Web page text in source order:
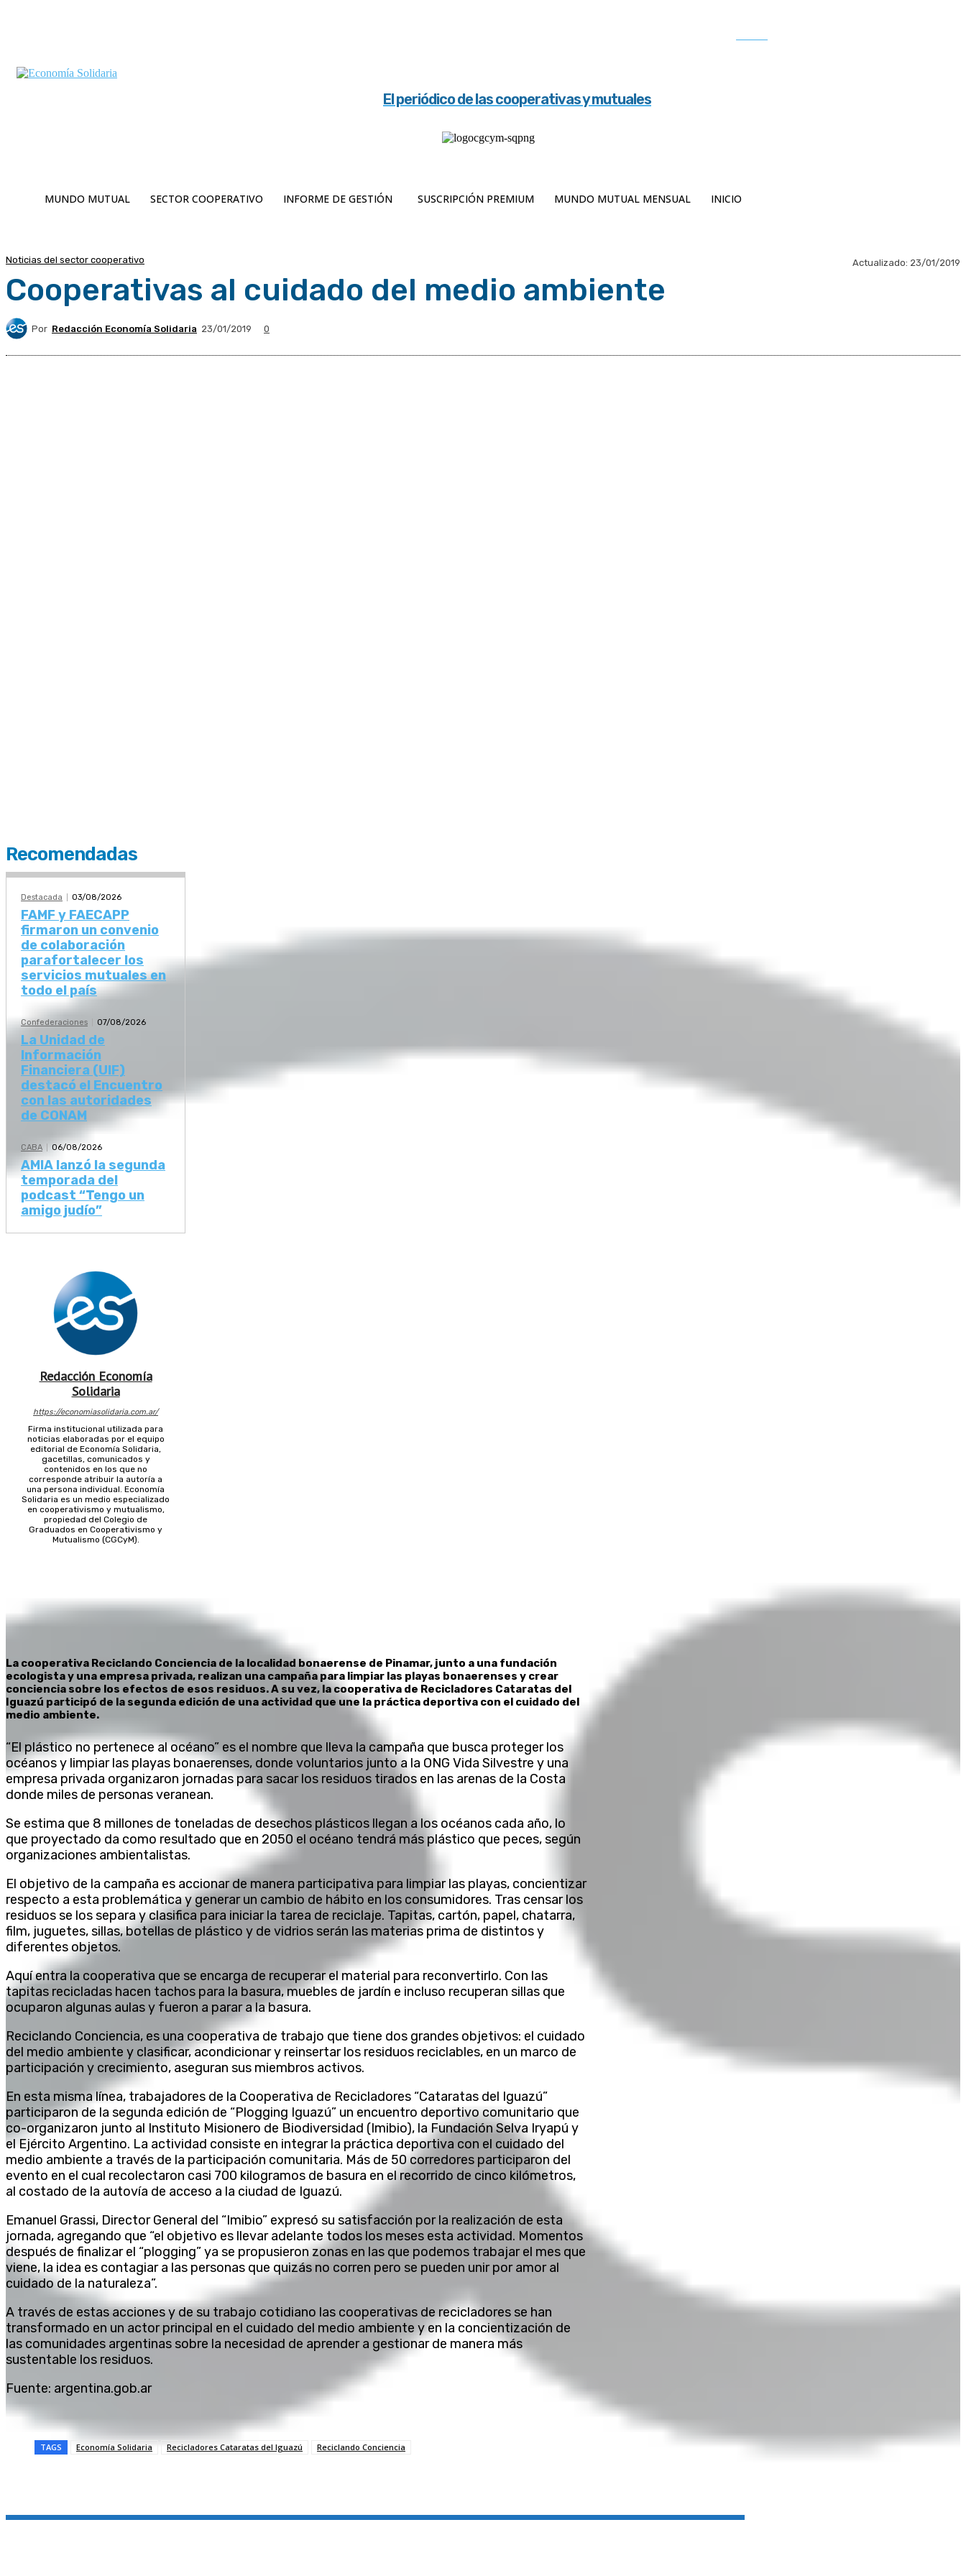
El periódico de las cooperativas y mutuales
MUNDO MUTUAL SECTOR COOPERATIVO INFORME DE GESTIÓN SUSCRIPCIÓN PREMIUM MUNDO MUTUAL MENSUAL INICIO
Noticias del sector cooperativo Actualizado: 23/01/2019
Cooperativas al cuidado del medio ambiente
Por Redacción Economía Solidaria 23/01/2019 0
Recomendadas
Destacada 03/08/2026
FAMF y FAECAPP
firmaron un convenio
de colaboración
parafortalecer los
servicios mutuales en
todo el país
Confederaciones 07/08/2026
La Unidad de
Información
Financiera (UIF)
destacó el Encuentro
con las autoridades
de CONAM
CABA 06/08/2026
AMIA lanzó la segunda
temporada del
podcast “Tengo un
amigo judío”
Redacción Economía
Solidaria
https://economiasolidaria.com.ar/
Firma institucional utilizada para
noticias elaboradas por el equipo
editorial de Economía Solidaria,
gacetillas, comunicados y
contenidos en los que no
corresponde atribuir la autoría a
una persona individual. Economía
Solidaria es un medio especializado
en cooperativismo y mutualismo,
propiedad del Colegio de
Graduados en Cooperativismo y
Mutualismo (CGCyM).
La cooperativa Reciclando Conciencia de la localidad bonaerense de Pinamar, junto a una fundación
ecologista y una empresa privada, realizan una campaña para limpiar las playas bonaerenses y crear
conciencia sobre los efectos de esos residuos. A su vez, la cooperativa de Recicladores Cataratas del
Iguazú participó de la segunda edición de una actividad que une la práctica deportiva con el cuidado del
medio ambiente.
“El plástico no pertenece al océano” es el nombre que lleva la campaña que busca proteger los
océanos y limpiar las playas bonaerenses, donde voluntarios junto a la ONG Vida Silvestre y una
empresa privada organizaron jornadas para sacar los residuos tirados en las arenas de la Costa
donde miles de personas veranean.
Se estima que 8 millones de toneladas de desechos plásticos llegan a los océanos cada año, lo
que proyectado da como resultado que en 2050 el océano tendrá más plástico que peces, según
organizaciones ambientalistas.
El objetivo de la campaña es accionar de manera participativa para limpiar las playas, concientizar
respecto a esta problemática y generar un cambio de hábito en los consumidores. Tras censar los
residuos se los separa y clasifica para iniciar la tarea de reciclaje. Tapitas, cartón, papel, chatarra,
film, juguetes, sillas, botellas de plástico y de vidrios serán las materias prima de distintos y
diferentes objetos.
Aquí entra la cooperativa que se encarga de recuperar el material para reconvertirlo. Con las
tapitas recicladas hacen tachos para la basura, muebles de jardín e incluso recuperan sillas que
ocuparon algunas aulas y fueron a parar a la basura.
Reciclando Conciencia, es una cooperativa de trabajo que tiene dos grandes objetivos: el cuidado
del medio ambiente y clasificar, acondicionar y reinsertar los residuos reciclables, en un marco de
participación y crecimiento, aseguran sus miembros activos.
En esta misma línea, trabajadores de la Cooperativa de Recicladores “Cataratas del Iguazú”
participaron de la segunda edición de “Plogging Iguazú” un encuentro deportivo comunitario que
co-organizaron junto al Instituto Misionero de Biodiversidad (Imibio), la Fundación Selva Iryapú y
el Ejército Argentino. La actividad consiste en integrar la práctica deportiva con el cuidado del
medio ambiente a través de la participación comunitaria. Más de 50 corredores participaron del
evento en el cual recolectaron casi 700 kilogramos de basura en el recorrido de cinco kilómetros,
al costado de la autovía de acceso a la ciudad de Iguazú.
Emanuel Grassi, Director General del “Imibio” expresó su satisfacción por la realización de esta
jornada, agregando que “el objetivo es llevar adelante todos los meses esta actividad. Momentos
después de finalizar el “plogging” ya se propusieron zonas en las que podemos trabajar el mes que
viene, la idea es contagiar a las personas que quizás no corren pero se pueden unir por amor al
cuidado de la naturaleza”.
A través de estas acciones y de su trabajo cotidiano las cooperativas de recicladores se han
transformado en un actor principal en el cuidado del medio ambiente y en la concientización de
las comunidades argentinas sobre la necesidad de aprender a gestionar de manera más
sustentable los residuos.
Fuente: argentina.gob.ar
TAGS Economía Solidaria Recicladores Cataratas del Iguazú Reciclando Conciencia